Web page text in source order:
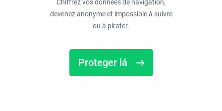
Chiffrez vos données de navigation,
devenez anonyme et impossible à suivre
ou à pirater.
Proteger lá